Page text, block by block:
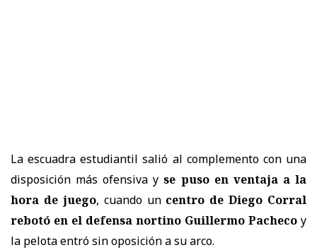
La escuadra estudiantil salió al complemento con una
disposición más ofensiva yse puso en ventaja a la
hora de juego, cuando uncentro de Diego Corral
rebotó en el defensa nortino Guillermo Pacheco y
la pelota entró sin oposición a su arco.